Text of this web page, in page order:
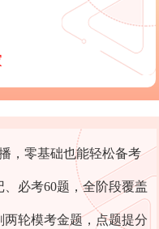
，零基础也能轻松备考
必考60题，全阶段覆盖
轮模考金题，点题提分